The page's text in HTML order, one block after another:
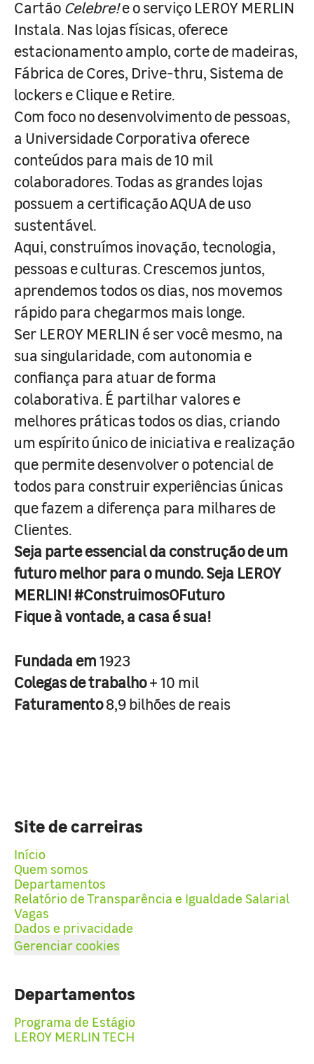
Cartão Celebre!e o serviço LEROY MERLIN
Instala. Nas lojas físicas, oferece
estacionamento amplo, corte de madeiras,
Fábrica de Cores, Drive-thru, Sistema de
lockers e Clique e Retire.
Com foco no desenvolvimento de pessoas,
a Universidade Corporativa oferece
conteúdos para mais de 10 mil
colaboradores. Todas as grandes lojas
possuem a certificação AQUA de uso
sustentável.
Aqui, construímos inovação, tecnologia,
pessoas e culturas. Crescemos juntos,
aprendemos todos os dias, nos movemos
rápido para chegarmos mais longe.
Ser LEROY MERLIN é ser você mesmo, na
sua singularidade, com autonomia e
confiança para atuar de forma
colaborativa. É partilhar valores e
melhores práticas todos os dias, criando
um espírito único de iniciativa e realização
que permite desenvolver o potencial de
todos para construir experiências únicas
que fazem a diferença para milhares de
Clientes.
Seja parte essencial da construção de um
futuro melhor para o mundo. Seja LEROY
MERLIN! #ConstruimosOFuturo
Fique à vontade, a casa é sua!
Fundada em1923
Colegas de trabalho+ 10 mil
Faturamento8,9 bilhões de reais
Site de carreiras
Início
Quem somos
Departamentos
Relatório de Transparência e Igualdade Salarial
Vagas
Dados e privacidade
Gerenciar cookies
Departamentos
Programa de Estágio
LEROY MERLIN TECH